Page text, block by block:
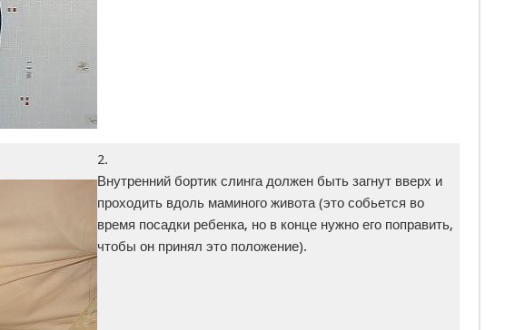
2.
Внутренний бортик слинга должен быть загнут вверх и
проходить вдоль маминого живота (это собьется во
время посадки ребенка, но в конце нужно его поправить,
чтобы он принял это положение).